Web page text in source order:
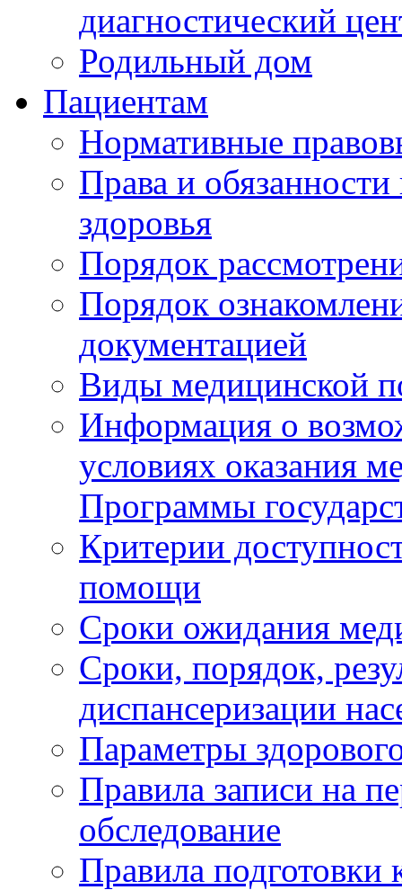
диагностический
Родильный дом
Пациентам
Нормативные
Права и
здоровья
Порядок
Порядок
документацией
Виды медицинской
Информация о
условиях оказания
Программы
Критерии
помощи
Сроки ожидания
Сроки, порядок,
диспансеризации
Параметры
Правила записи на
обследование
Правила подготовки